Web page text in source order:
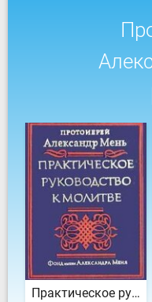
Практическое руководство к молитве